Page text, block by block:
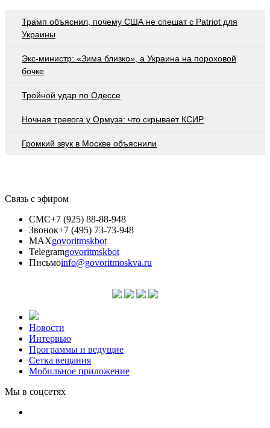
Трамп объяснил, почему США не спешат с Patriot для
Украины
Экс-министр: «Зима близко», а Украина на пороховой
бочке
Тройной удар по Одессe
Ночная тревога у Ормуза: что скрывает КСИР
Громкий звук в Москве объяснили
Связь с эфиром
СМС+7 (925) 88-88-948
Звонок+7 (495) 73-73-948
MAXgovoritmskbot
Telegramgovoritmskbot
Письмоinfo@govoritmoskva.ru
Новости
Интервью
Программы и ведущие
Сетка вещания
Мобильное приложение
Мы в соцсетях